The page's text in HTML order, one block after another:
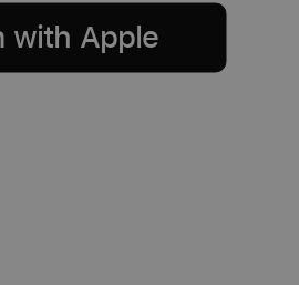
with Apple